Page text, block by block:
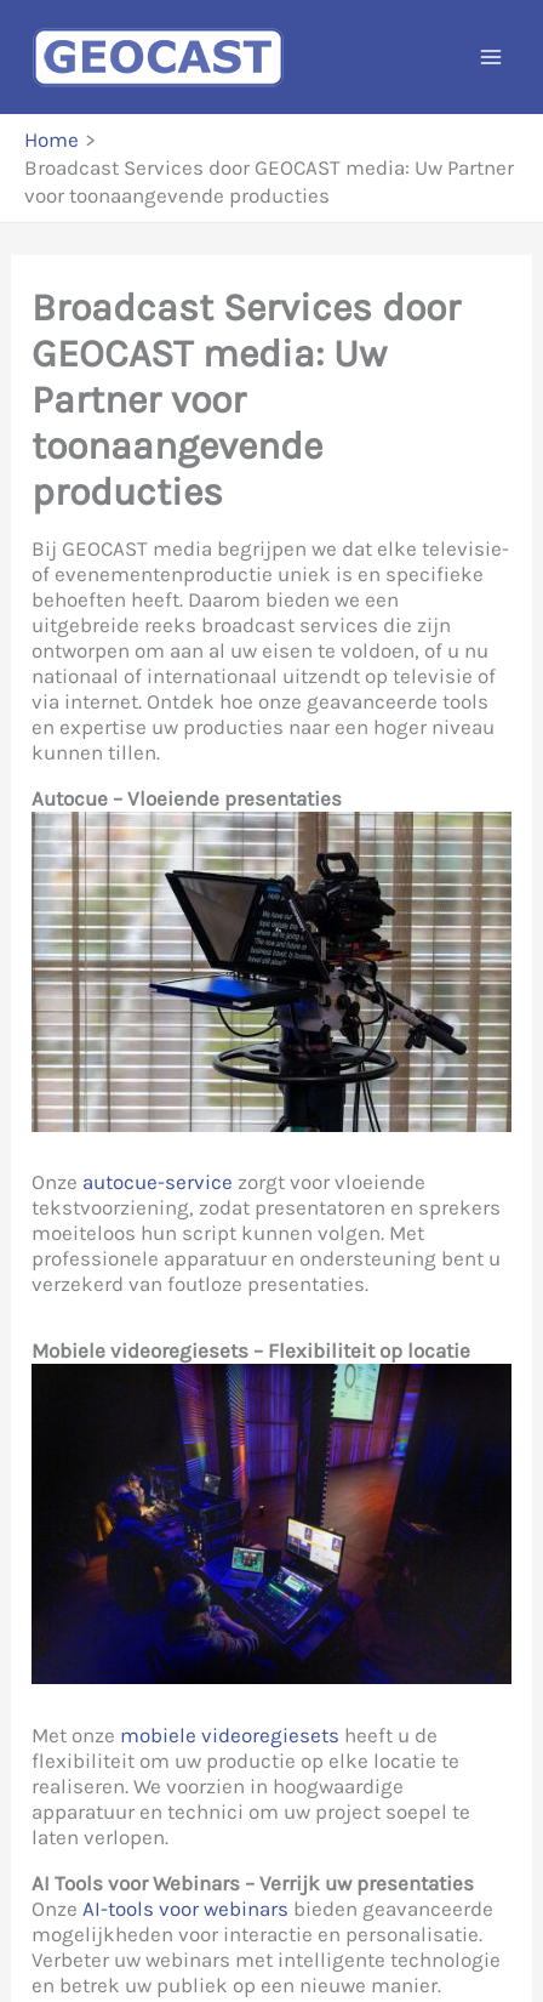
naar
inhoud
Home
Broadcast Services door GEOCAST media: Uw Partner
voor toonaangevende producties
Broadcast Services door
GEOCAST media: Uw
Partner voor
toonaangevende
producties
Bij GEOCAST media begrijpen we dat elke televisie-
of evenementenproductie uniek is en specifieke
behoeften heeft. Daarom bieden we een
uitgebreide reeks broadcast services die zijn
ontworpen om aan al uw eisen te voldoen, of u nu
nationaal of internationaal uitzendt op televisie of
via internet. Ontdek hoe onze geavanceerde tools
en expertise uw producties naar een hoger niveau
kunnen tillen.
Autocue – Vloeiende presentaties
Onze autocue-service zorgt voor vloeiende
tekstvoorziening, zodat presentatoren en sprekers
moeiteloos hun script kunnen volgen. Met
professionele apparatuur en ondersteuning bent u
verzekerd van foutloze presentaties.
Mobiele videoregiesets – Flexibiliteit op locatie
Met onze mobiele videoregiesets heeft u de
flexibiliteit om uw productie op elke locatie te
realiseren. We voorzien in hoogwaardige
apparatuur en technici om uw project soepel te
laten verlopen.
AI Tools voor Webinars – Verrijk uw presentaties
Onze AI-tools voor webinars bieden geavanceerde
mogelijkheden voor interactie en personalisatie.
Verbeter uw webinars met intelligente technologie
en betrek uw publiek op een nieuwe manier.